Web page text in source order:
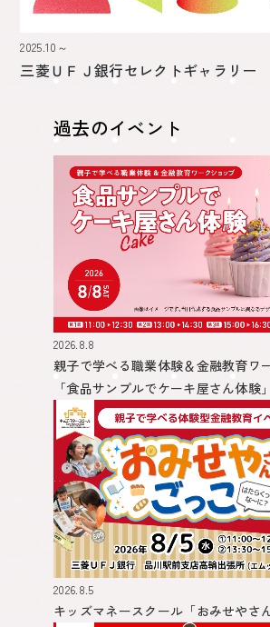
2025.10～
三菱ＵＦＪ銀行セレクトギャラリー
過去のイベント
2026.8.8
親子で学べる職業体験＆金融教育ワ
「食品サンプルでケーキ屋さん体験」
2026.8.5
キッズマネースクール 「おみせやさ